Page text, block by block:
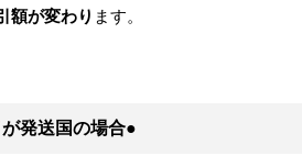
額が変わり ます。
が発送国の場合●